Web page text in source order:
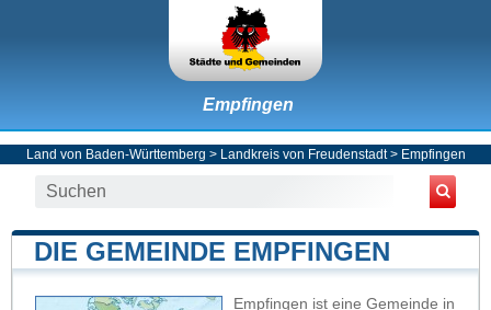
Empfingen
Land von Baden-Württemberg > Landkreis von Freudenstadt> Empfingen
DIE GEMEINDE EMPFINGEN
Empfingen ist eine Gemeinde in